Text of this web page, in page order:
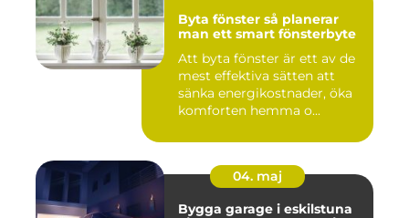
Byta fönster så planerar
man ett smart fönsterbyte
Att byta fönster är ett av de
mest effektiva sätten att
sänka energikostnader, öka
komforten hemma o...
04. maj
Bygga garage i eskilstuna